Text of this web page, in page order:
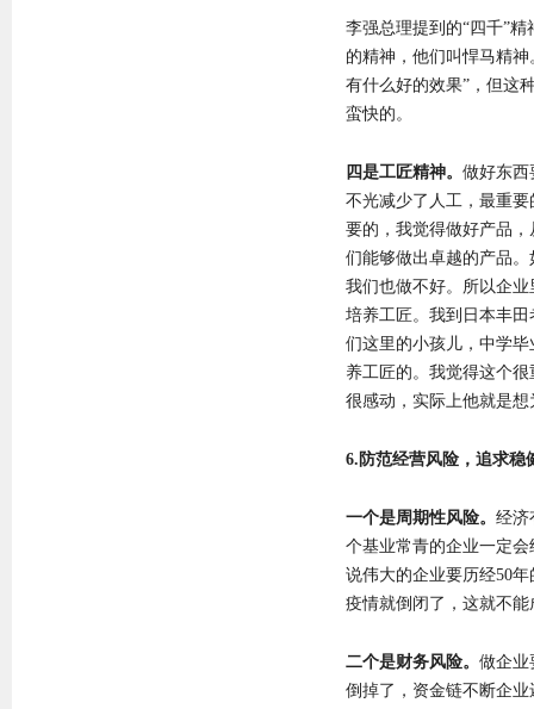
李强总理提到的“四千”
的精神，他们叫悍马精
有什么好的效果”，但这
蛮快的。
四是工匠精神。 做好东西
不光减少了人工，最重
要的，我觉得做好产品
们能够做出卓越的产品
我们也做不好。所以企
培养工匠。我到日本丰
们这里的小孩儿，中学
养工匠的。我觉得这个
很感动，实际上他就是
6.防范经营风险，追求稳
一个是周期性风险。 经济
个基业常青的企业一定
说伟大的企业要历经50
疫情就倒闭了，这就不
二个是财务风险。 做企业
倒掉了，资金链不断企